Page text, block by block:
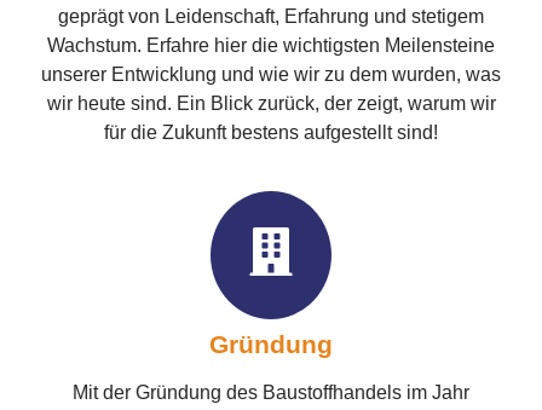
geprägt von Leidenschaft, Erfahrung und stetigem
Wachstum. Erfahre hier die wichtigsten Meilensteine
unserer Entwicklung und wie wir zu dem wurden, was
wir heute sind. Ein Blick zurück, der zeigt, warum wir
für die Zukunft bestens aufgestellt sind!
Gründung
Mit der Gründung des Baustoffhandels im Jahr